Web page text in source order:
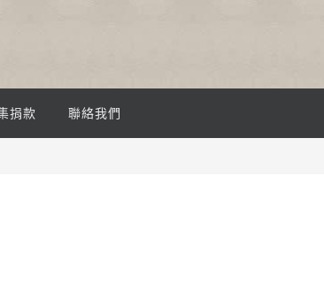
捐款 聯絡我們